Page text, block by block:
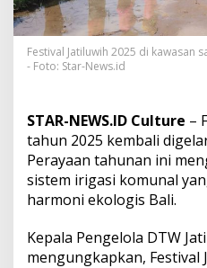
e
s
t
l
a
t
i
l
w
i
h
Festival Jatiluwih 2025 di kawasan
- Foto: Star-News.id
STAR-NEWS.ID Culture –
tahun 2025 kembali
Perayaan tahunan ini
sistem irigasi komunal
harmoni ekologis Bali.
Kepala Pengelola DTW
mengungkapkan, Festival